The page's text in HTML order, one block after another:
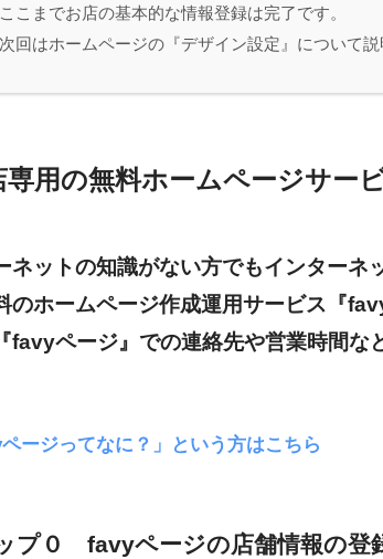
ここまでお店の基本的な情報登録は完了です。
次回はホームページの『デザイン設定』について説
専用の無料ホームページサー
ネットの知識がない方でもインターネ
のホームページ作成運用サービス『
favyページ』での連絡先や営業時間な
ページってなに？」という方はこちら
プ０ favyページの店舗情報の登